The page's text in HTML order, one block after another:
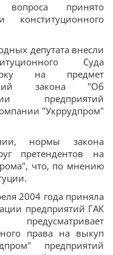
принято
депутата внесли
Суда
на предмет
закона "Об
предприятий
"Укррудпром"
нормы закона
претендентов на
что, по мнению
2004 года приняла
предприятий ГАК
права на выкуп
предприятий